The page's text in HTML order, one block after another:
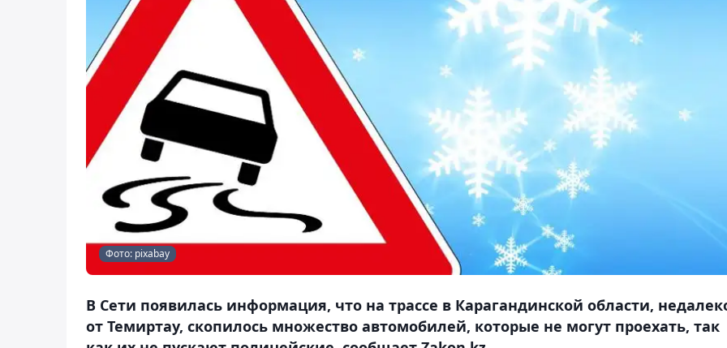
Фото: pixabay
В Сети появилась информация, что на трассе в Карагандинской области,
от Темиртау, скопилось множество автомобилей, которые не могут проехать, так